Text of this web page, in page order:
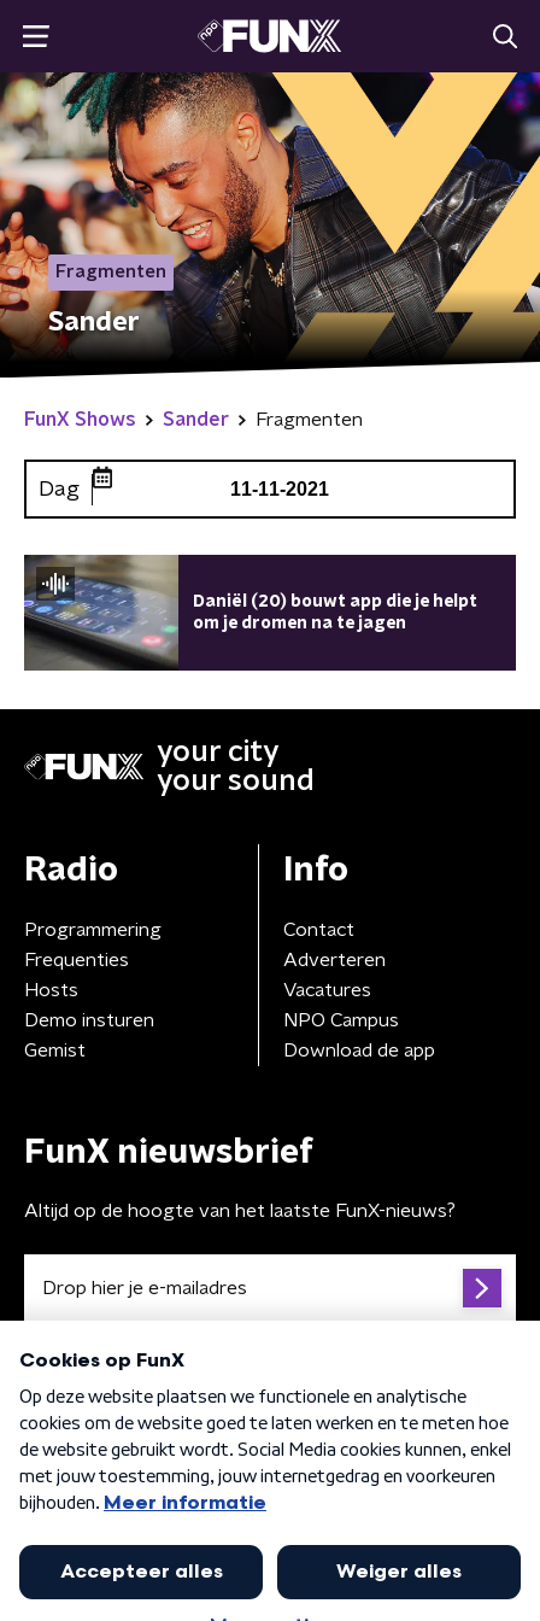
Fragmenten
Sander
FunX Shows Sander Fragmenten
Dag 11-11-2021
Daniël (20) bouwt app die je helpt
om je dromen na te jagen
your city
your sound
Radio
Programmering
Frequenties
Hosts
Demo insturen
Gemist
Info
Contact
Adverteren
Vacatures
NPO Campus
Download de app
FunX nieuwsbrief
Altijd op de hoogte van het laatste FunX-nieuws?
Algemene voorwaarden Privacybeleid